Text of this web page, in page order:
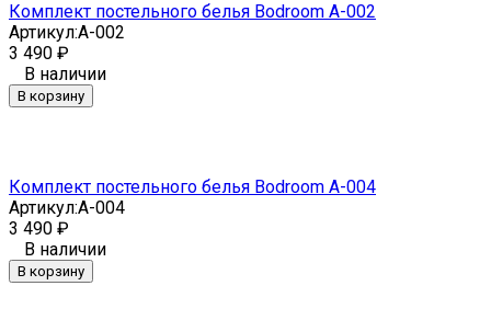
Комплект постельного белья Bodroom A-002
Артикул:A-002
3 490 ₽
В наличии
В корзину
Комплект постельного белья Bodroom A-004
Артикул:A-004
3 490 ₽
В наличии
В корзину